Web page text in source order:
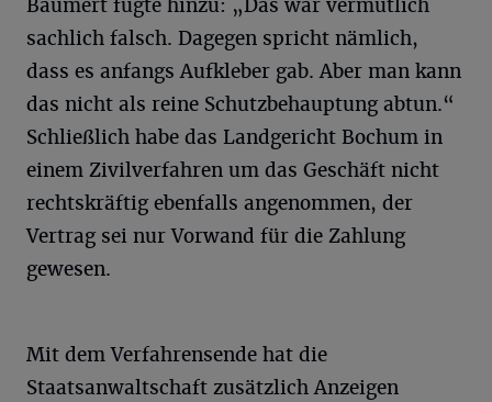
Baumert fügte hinzu: „Das war vermutlich
sachlich falsch. Dagegen spricht nämlich,
dass es anfangs Aufkleber gab. Aber man kann
das nicht als reine Schutzbehauptung abtun.“
Schließlich habe das Landgericht Bochum in
einem Zivilverfahren um das Geschäft nicht
rechtskräftig ebenfalls angenommen, der
Vertrag sei nur Vorwand für die Zahlung
gewesen.
Mit dem Verfahrensende hat die
Staatsanwaltschaft zusätzlich Anzeigen